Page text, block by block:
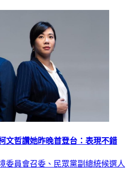
哲讚她昨晚首登台：表現不錯
委員會召委、民眾黨副總統候選人